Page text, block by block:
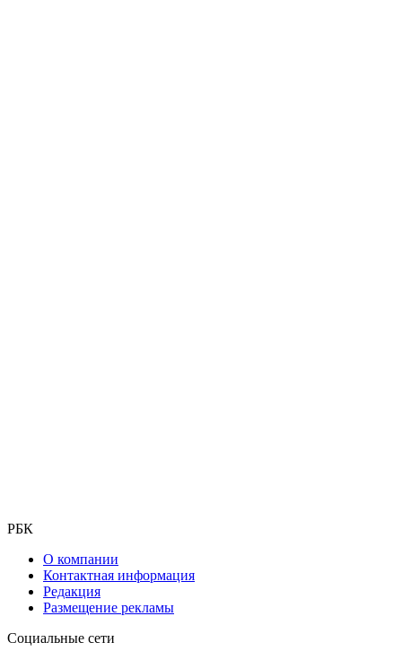
РБК
О компании
Контактная информация
Редакция
Размещение рекламы
Социальные сети